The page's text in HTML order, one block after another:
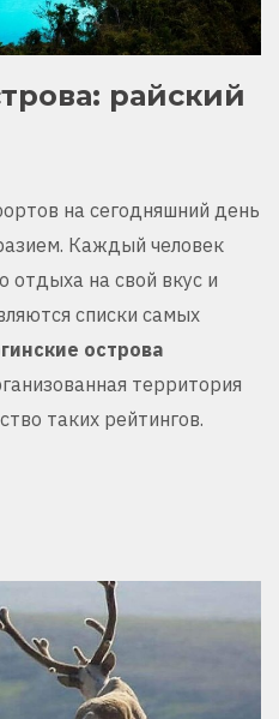
райский
на сегодняшний день
Каждый человек
отдыха на свой вкус и
списки самых
острова
территория
таких рейтингов.